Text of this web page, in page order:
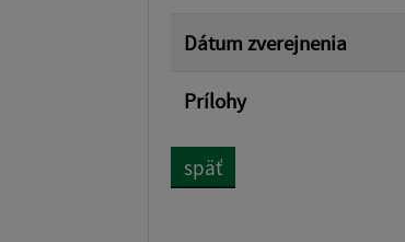
Dátum zverejnenia
Prílohy
späť